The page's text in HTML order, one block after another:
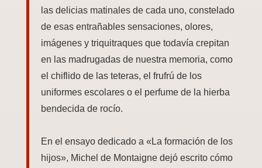
las delicias matinales de cada uno, constelado
de esas entrañables sensaciones, olores,
imágenes y triquitraques que todavía crepitan
en las madrugadas de nuestra memoria, como
el chiflido de las teteras, el frufrú de los
uniformes escolares o el perfume de la hierba
bendecida de rocío.
En el ensayo dedicado a «La formación de los
hijos», Michel de Montaigne dejó escrito cómo